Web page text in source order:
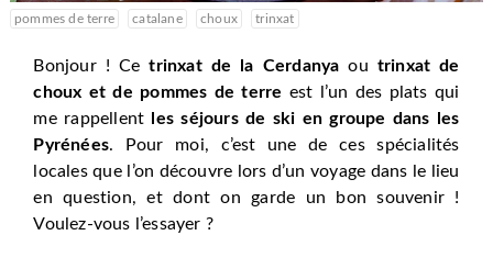
pommes de terre catalane choux trinxat
Bonjour ! Cetrinxat de la Cerdanya ou trinxat de
choux et de pommes de terre est l’un des plats qui
me rappellent
les séjours de ski en groupe dans les
Pyrénées. Pour moi, c’est une de ces spécialités
locales que l’on découvre lors d’un voyage dans le lieu
en question, et dont on garde un bon souvenir !
Voulez-vous l’essayer ?